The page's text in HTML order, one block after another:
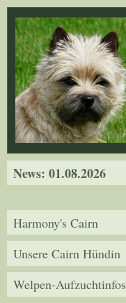
Direkt zum Inhalt
News: 01.08.2026
Harmony's Cairn
Unsere Cairn Hündin
Welpen-Aufzuchtinfos